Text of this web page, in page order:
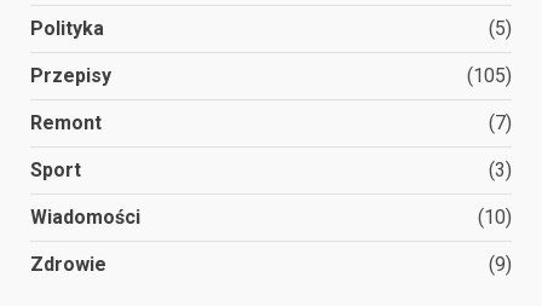
Polityka (5)
Przepisy (105)
Remont (7)
Sport (3)
Wiadomości (10)
Zdrowie (9)